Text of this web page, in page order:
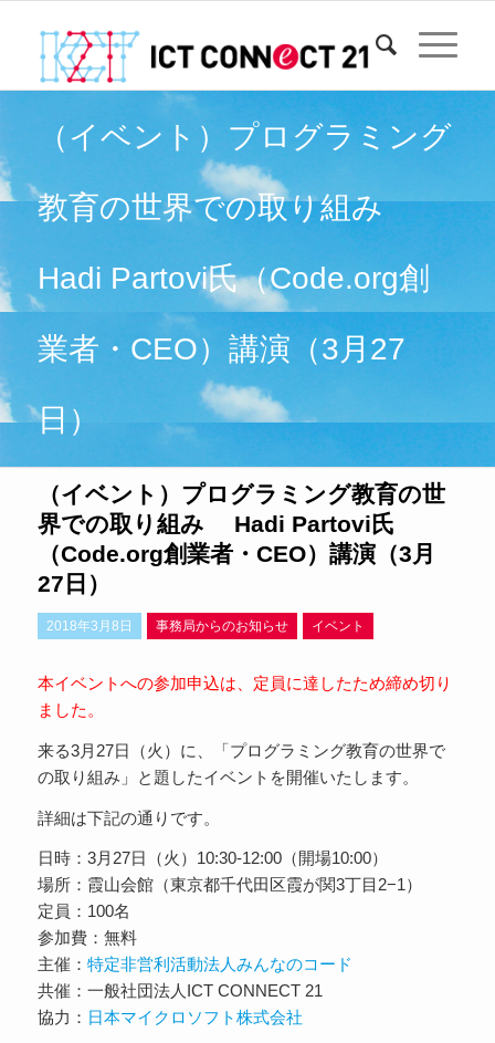
（イベント）プログラミング
教育の世界での取り組み
Hadi Partovi氏（Code.org創
業者・CEO）講演（3月27
日）
（イベント）プログラミング教育の世
界での取り組み Hadi Partovi氏
（Code.org創業者・CEO）講演（3月
27日）
2018年3月8日 事務局からのお知らせ イベント
本イベントへの参加申込は、定員に達したため締め切り
ました。
来る3月27日（火）に、「プログラミング教育の世界で
の取り組み」と題したイベントを開催いたします。
詳細は下記の通りです。
日時：3月27日（火）10:30-12:00（開場10:00）
場所：霞山会館（東京都千代田区霞が関3丁目2−1）
定員：100名
参加費：無料
主催： 特定非営利活動法人みんなのコード
共催：一般社団法人ICT CONNECT 21
協力： 日本マイクロソフト株式会社